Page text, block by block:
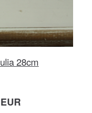
28cm